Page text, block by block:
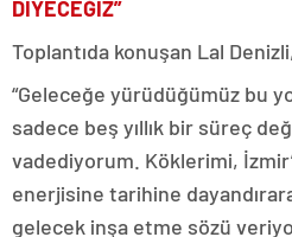
DİYECEĞİZ”
Toplantıda konuşan Lal
“Geleceğe yürüdüğümüz bu
sadece beş yıllık bir süreç
vadediyorum. Köklerimi,
enerjisine tarihine
gelecek inşa etme sözü